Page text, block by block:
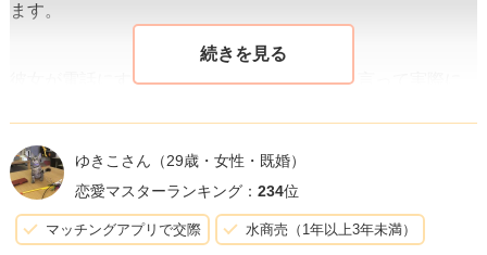
ます。
彼女が電話にすぐ切れたり、ブロックすると言って実際に
があるからです。これは彼女の内なる矛盾を示しており、
あなたへの依存と自立の間で揺れ動いている証拠かもしれ
ません。
ゆきこさん （29歳・女性・既婚）
恋愛マスターランキング： 234位
マッチングアプリで交際 水商売（1年以上3年未満）